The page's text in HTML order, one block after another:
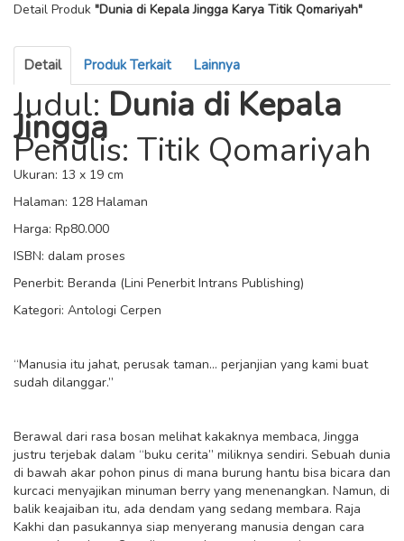
Detail Produk "Dunia di Kepala Jingga Karya Titik Qomariyah"
Detail Produk Terkait Lainnya
Judul: Dunia di Kepala
Jingga
Penulis: Titik Qomariyah
Ukuran: 13 x 19 cm
Halaman: 128 Halaman
Harga: Rp80.000
ISBN: dalam proses
Penerbit: Beranda (Lini Penerbit Intrans Publishing)
Kategori: Antologi Cerpen
“Manusia itu jahat, perusak taman… perjanjian yang kami buat
sudah dilanggar.”
Berawal dari rasa bosan melihat kakaknya membaca, Jingga
justru terjebak dalam “buku cerita” miliknya sendiri. Sebuah dunia
di bawah akar pohon pinus di mana burung hantu bisa bicara dan
kurcaci menyajikan minuman berry yang menenangkan. Namun, di
balik keajaiban itu, ada dendam yang sedang membara. Raja
Kakhi dan pasukannya siap menyerang manusia dengan cara